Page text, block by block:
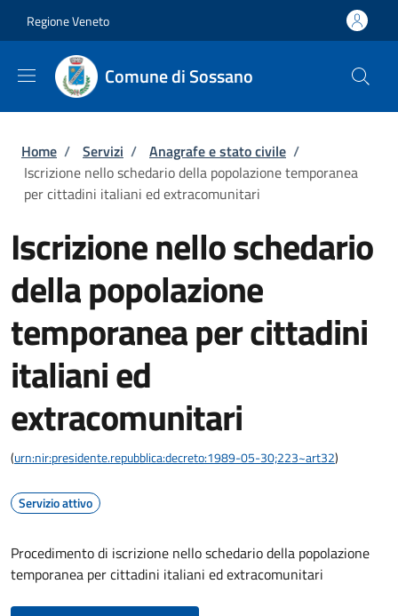
Regione Veneto
Comune di Sossano
Briciole di pane
Home / Servizi / Anagrafe e stato civile /
Iscrizione nello schedario della popolazione temporanea
per cittadini italiani ed extracomunitari
Iscrizione nello schedario
della popolazione
temporanea per cittadini
italiani ed
extracomunitari
(urn:nir:presidente.repubblica:decreto:1989-05-30;223~art32)
Servizio attivo
Procedimento di iscrizione nello schedario della popolazione
temporanea per cittadini italiani ed extracomunitari